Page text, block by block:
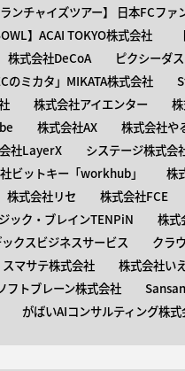
ランチャイズツアー】 日本FCフ
】ACAI TOKYO株式会社
株式会社DeCoA ピクシーダ
のミカタ」MIKATA株式会社
株式会社アイエンター
株式会社AX 株式会社や
社LayerX システージ株式会
ビットキー「workhub」 株
株式会社リセ 株式会社FCE
ック・ブレインTENPiN 株式
クスビジネスサービス クラ
スマサテ株式会社 株式会社い
フトブレーン株式会社
がばいAIコンサルティング株式